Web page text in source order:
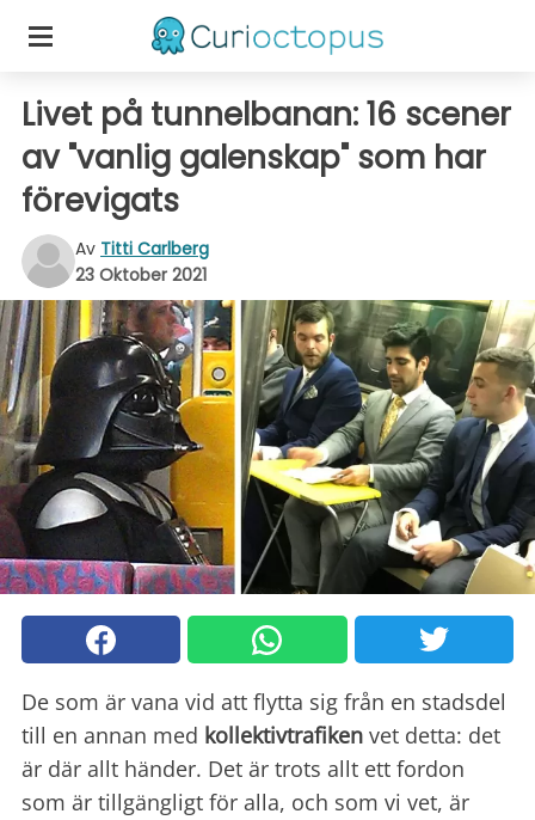
Livet på tunnelbanan: 16 scener
av "vanlig galenskap" som har
förevigats
Av Titti Carlberg
23 Oktober 2021
De som är vana vid att flytta sig från en stadsdel
till en annan med kollektivtrafiken vet detta: det
är där allt händer. Det är trots allt ett fordon
som är tillgängligt för alla, och som vi vet, är